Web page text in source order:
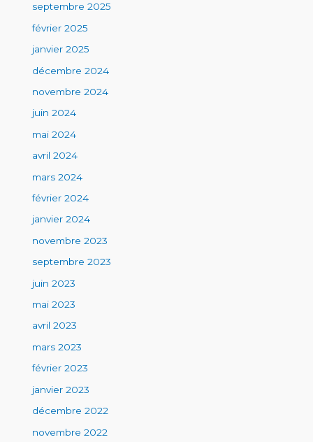
septembre 2025
février 2025
janvier 2025
décembre 2024
novembre 2024
juin 2024
mai 2024
avril 2024
mars 2024
février 2024
janvier 2024
novembre 2023
septembre 2023
juin 2023
mai 2023
avril 2023
mars 2023
février 2023
janvier 2023
décembre 2022
novembre 2022